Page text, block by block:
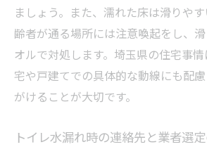
ましょう。また、濡れた床は滑りや
齢者が通る場所には注意喚起をし、
オルで対処します。埼玉県の住宅事
宅や戸建てでの具体的な動線にも配
がけることが大切です。
トイレ水漏れ時の連絡先と業者選